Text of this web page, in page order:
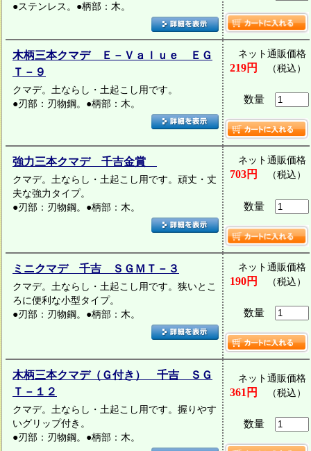
●ステンレス。●柄部：木。
木柄三本クマデ Ｅ－Ｖａｌｕｅ ＥＧ
Ｔ－９
クマデ。土ならし・土起こし用です。
●刃部：刃物鋼。●柄部：木。
ネット通販価格
219円 （税込）
数量
強力三本クマデ 千吉金賞
クマデ。土ならし・土起こし用です。頑丈・丈
夫な強力タイプ。
●刃部：刃物鋼。●柄部：木。
ネット通販価格
703円 （税込）
数量
ミニクマデ 千吉 ＳＧＭＴ－３
クマデ。土ならし・土起こし用です。狭いとこ
ろに便利な小型タイプ。
●刃部：刃物鋼。●柄部：木。
ネット通販価格
190円 （税込）
数量
木柄三本クマデ（Ｇ付き） 千吉 ＳＧ
Ｔ－１２
クマデ。土ならし・土起こし用です。握りやす
いグリップ付き。
●刃部：刃物鋼。●柄部：木。
ネット通販価格
361円 （税込）
数量